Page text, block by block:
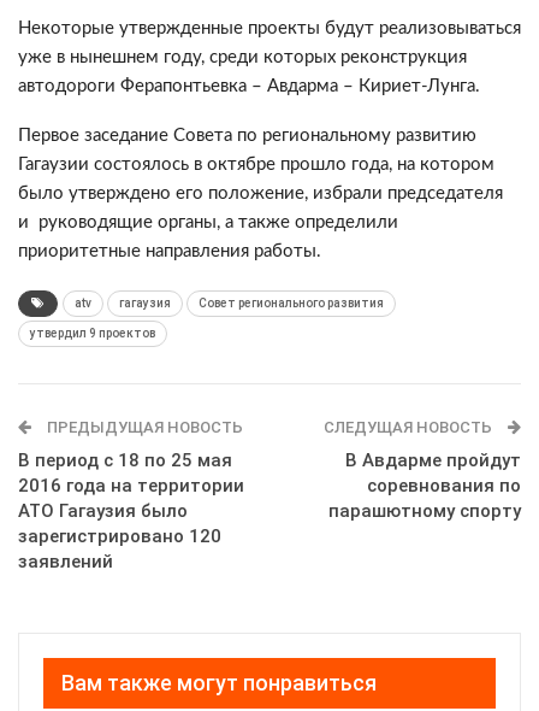
Некоторые утвержденные проекты будут реализовываться
уже в нынешнем году, среди которых реконструкция
автодороги Ферапонтьевка – Авдарма – Кириет-Лунга.
Первое заседание Совета по региональному развитию
Гагаузии состоялось в октябре прошло года, на котором
было утверждено его положение, избрали председателя
и руководящие органы, а также определили
приоритетные направления работы.
atv гагаузия Совет регионального развития
утвердил 9 проектов
ПРЕДЫДУЩАЯ НОВОСТЬ
В период с 18 по 25 мая
2016 года на территории
АТО Гагаузия было
зарегистрировано 120
заявлений
СЛЕДУЩАЯ НОВОСТЬ
В Авдарме пройдут
соревнования по
парашютному спорту
Вам также могут понравиться